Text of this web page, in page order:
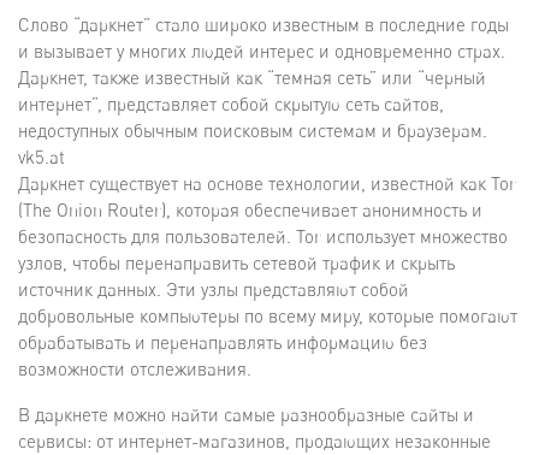
Слово “даркнет” стало широко известным в последние годы
и вызывает у многих людей интерес и одновременно страх.
Даркнет, также известный как “темная сеть” или “черный
интернет”, представляет собой скрытую сеть сайтов,
недоступных обычным поисковым системам и браузерам.
vk5.at
Даркнет существует на основе технологии, известной как Tor
(The Onion Router), которая обеспечивает анонимность и
безопасность для пользователей. Tor использует множество
узлов, чтобы перенаправить сетевой трафик и скрыть
источник данных. Эти узлы представляют собой
добровольные компьютеры по всему миру, которые помогают
обрабатывать и перенаправлять информацию без
возможности отслеживания.
В даркнете можно найти самые разнообразные сайты и
сервисы: от интернет-магазинов, продающих незаконные